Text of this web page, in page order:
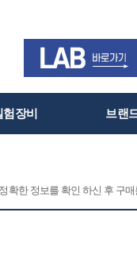
장비 브랜
확한 정보를 확인 하신 후 구